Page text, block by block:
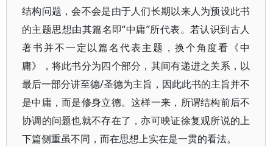
结构问题，会不会是由于人们长期以来人为预设此书
的主题思想由其篇名即“中庸”所代表。若认识到古人
著书并不一定以篇名代表主题，换个角度看《中
庸》，将此书分为四个部分，其间有递进之关系，以
最后一部分讲至德/圣德为主旨，因此此书的主旨并不
是中庸，而是修身立德。这样一来，所谓结构前后不
协调的问题也就不存在了，亦可映证徐复观所说的上
下篇侧重虽不同，而在思想上实在是一贯的看法。